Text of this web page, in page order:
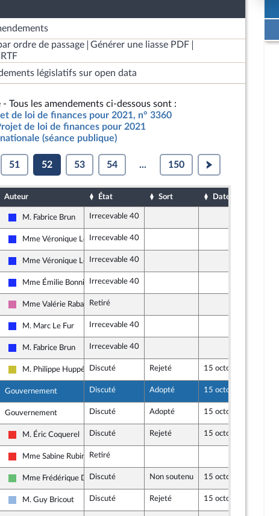
ordre de passage
Générer une liasse PDF
législatifs sur open data
Tous les amendements ci-dessous sont :
de loi de finances pour 2021, n° 3360
de loi de finances pour 2021
(séance publique)
51 52 53 54 ... 150
Auteur État Sort Date d'examen
Les Républicains
M. Fabrice Brun Irrecevable 40
Les Républicains
Mme Véronique LouwagieIrrecevable 40
Les Républicains
Mme Véronique LouwagieIrrecevable 40
Les Républicains
Mme Émilie BonnivardIrrecevable 40
Socialistes et apparentés
Mme Valérie RabaultRetiré
Les Républicains
M. Marc Le Fur Irrecevable 40
Les Républicains
M. Fabrice Brun Irrecevable 40
Agir ensemble
M. Philippe Huppé Discuté Rejeté 15 octobre 2020
Gouvernement Discuté Adopté 15 octobre 2020
Gouvernement Discuté Adopté 15 octobre 2020
La France insoumise
M. Éric Coquerel Discuté Rejeté 15 octobre 2020
La France insoumise
Mme Sabine Rubin Retiré
Libertés et Territoires
Mme Frédérique Dumas
Discuté Non soutenu 15 octobre 2020
UDI et Indépendants
M. Guy Bricout Discuté Rejeté 15 octobre 2020